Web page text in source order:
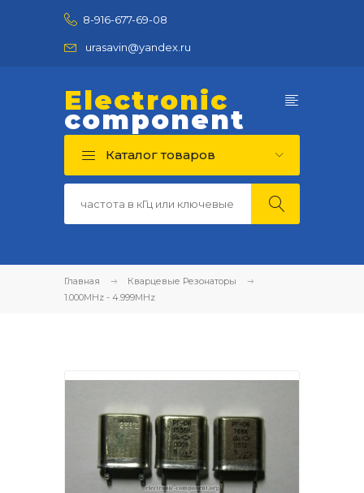
8-916-677-69-08
urasavin@yandex.ru
Electronic
component
Каталог товаров
Главная
Кварцевые Резонаторы
1.000MHz - 4.999MHz